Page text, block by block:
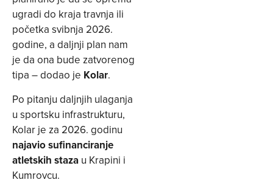
ugradi do kraja travnja ili
početka svibnja 2026.
godine, a daljnji plan nam
je da ona bude zatvorenog
tipa – dodao je Kolar.
Po pitanju daljnjih ulaganja
u sportsku infrastrukturu,
Kolar je za 2026. godinu
najavio sufinanciranje
atletskih staza u Krapini i
Kumrovcu.